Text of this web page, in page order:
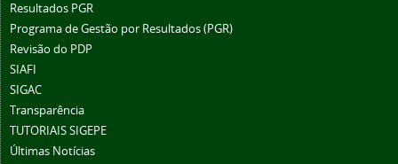
Resultados PGR
Programa de Gestão por Resultados (PGR)
Revisão do PDP
SIAFI
SIGAC
Transparência
TUTORIAIS SIGEPE
Últimas Notícias